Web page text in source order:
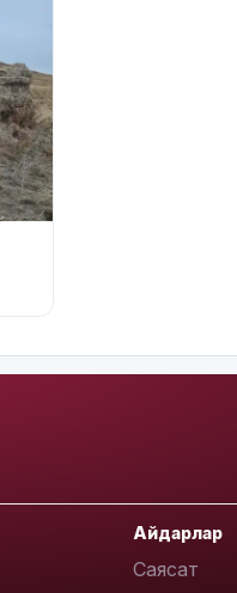
Айдарлар
Саясат